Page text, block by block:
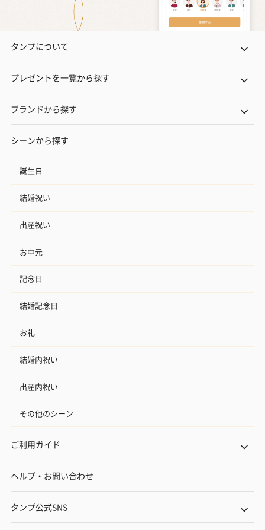
ン）（981円）
しょっつるナ
タンプについて
プレゼントを一覧から探す
ブランドから探す
シーンから探す
誕生日
結婚祝い
出産祝い
お中元
記念日
結婚記念日
お礼
結婚内祝い
出産内祝い
その他のシーン
ご利用ガイド
ヘルプ・お問い合わせ
タンプ公式SNS